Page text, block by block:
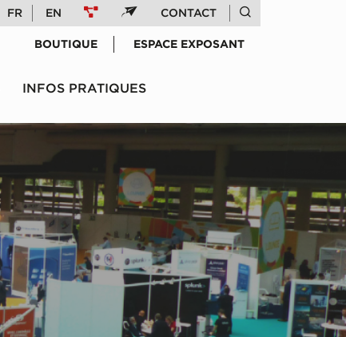
FR EN CONTACT
BOUTIQUE ESPACE EXPOSANT
INFOS PRATIQUES